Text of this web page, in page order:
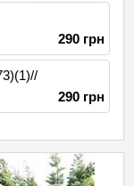
290 грн
290 грн